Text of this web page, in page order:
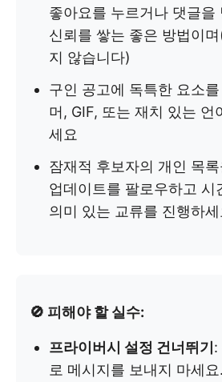
좋아요를 누르거나 댓글을
신뢰를 쌓는 좋은 방법이
지 않습니다)
구인 공고에 독특한 요소
머, GIF, 또는 재치 있는 언
세요
잠재적 후보자의 개인 목
업데이트를 팔로우하고 시
의미 있는 교류를 진행하세
🚫 피해야 할 실수:
프라이버시 설정 건너뛰기 :
로 메시지를 보내지 마세